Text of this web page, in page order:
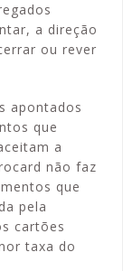
a direção
ou rever
apontados
que
a
não faz
que
pela
cartões
taxa do